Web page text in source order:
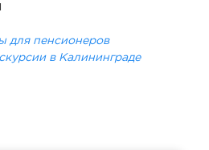
для пенсионеров
в Калининграде